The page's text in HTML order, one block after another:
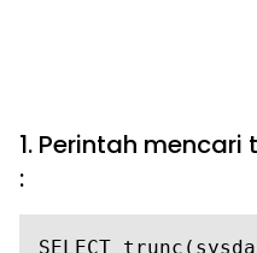
1. Perintah
:
SELECT